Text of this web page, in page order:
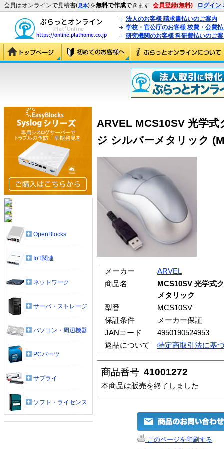
会員はオンラインで見積書(見本)を無料で作成できます 会員登録(無料) ログイン
法人のお客様 請求書払いのご案内
学校・官公庁のお客様 校費・公費
研究機関のお客様 科研費払いのご
ARVEL MCS10SV 光学
ジ シルバーメタリック
メーカー
ARVEL
商品名
MCS10SV 光学式
メタリック
型番
MCS10SV
保証条件
メーカー保証
JANコード
4950190524953
返品について
特定商取引法に基
商品番号 41001272
本商品は販売を終了しました
このページを印刷する
OpenBlocks
IoT関連
ネットワーク
サーバ・ストレージ
パソコン・周辺機器
PCパーツ
サプライ
ソフト・ライセンス